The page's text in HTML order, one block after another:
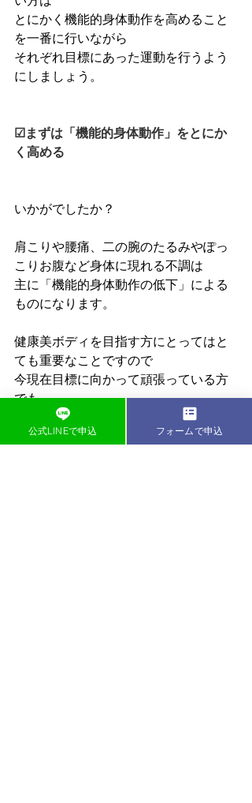
とにかく機能的身体動作を高めること
を一番に行いながら
それぞれ目標にあった運動を行うよう
にしましょう。
☑まずは「機能的身体動作」をとにか
く高める
いかがでしたか？
肩こりや腰痛、二の腕のたるみやぽっ
こりお腹など身体に現れる不調は
主に「機能的身体動作の低下」による
ものになります。
健康美ボディを目指す方にとってはと
ても重要なことですので
今現在目標に向かって頑張っている方
でも
これから始めようとする方でも必ず行
うようにしましょう。
公式LINEで申込 フォームで申込